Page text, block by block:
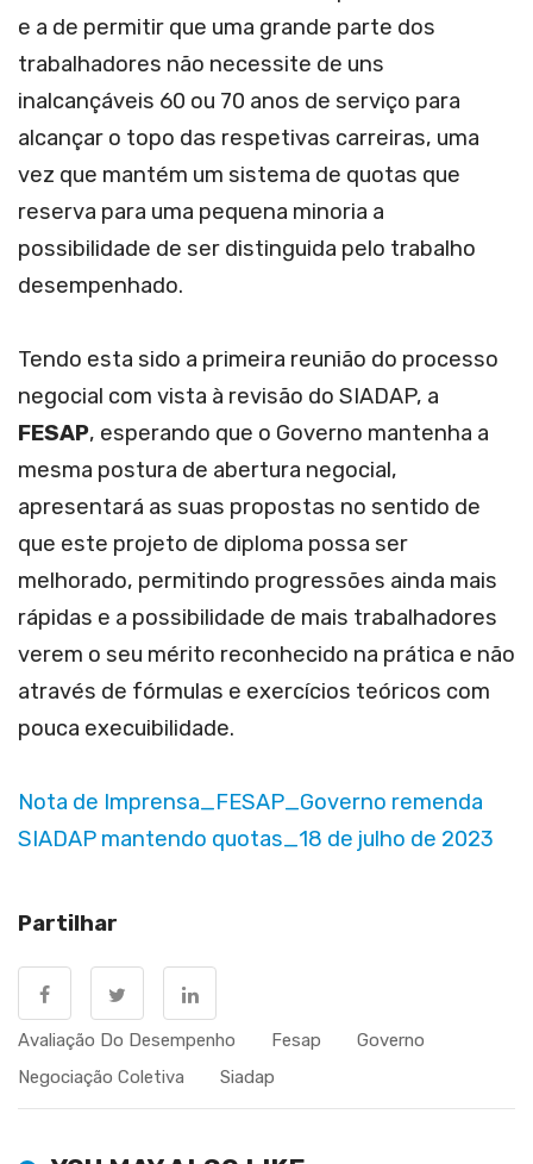
e a de permitir que uma grande parte dos
trabalhadores não necessite de uns
inalcançáveis 60 ou 70 anos de serviço para
alcançar o topo das respetivas carreiras, uma
vez que mantém um sistema de quotas que
reserva para uma pequena minoria a
possibilidade de ser distinguida pelo trabalho
desempenhado.
Tendo esta sido a primeira reunião do processo
negocial com vista à revisão do SIADAP, a
FESAP, esperando que o Governo mantenha a
mesma postura de abertura negocial,
apresentará as suas propostas no sentido de
que este projeto de diploma possa ser
melhorado, permitindo progressões ainda mais
rápidas e a possibilidade de mais trabalhadores
verem o seu mérito reconhecido na prática e não
através de fórmulas e exercícios teóricos com
pouca execuibilidade.
Nota de Imprensa_FESAP_Governo remenda
SIADAP mantendo quotas_18 de julho de 2023
Partilhar
Avaliação Do Desempenho Fesap
Governo
Negociação Coletiva
Siadap